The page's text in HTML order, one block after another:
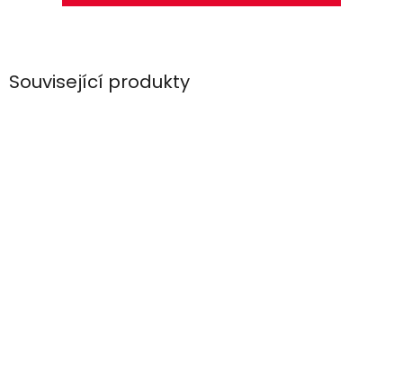
Související produkty